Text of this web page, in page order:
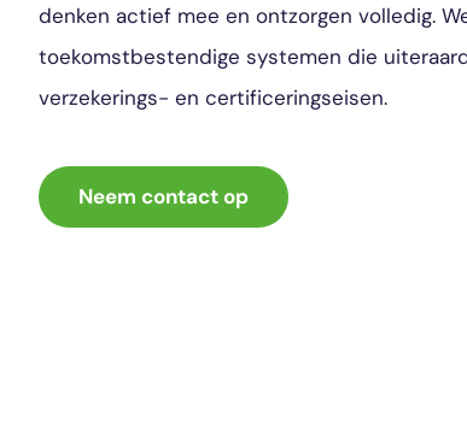
denken actief mee en ontzorgen volledig.
toekomstbestendige systemen die
verzekerings- en certificeringseisen.
Neem contact op